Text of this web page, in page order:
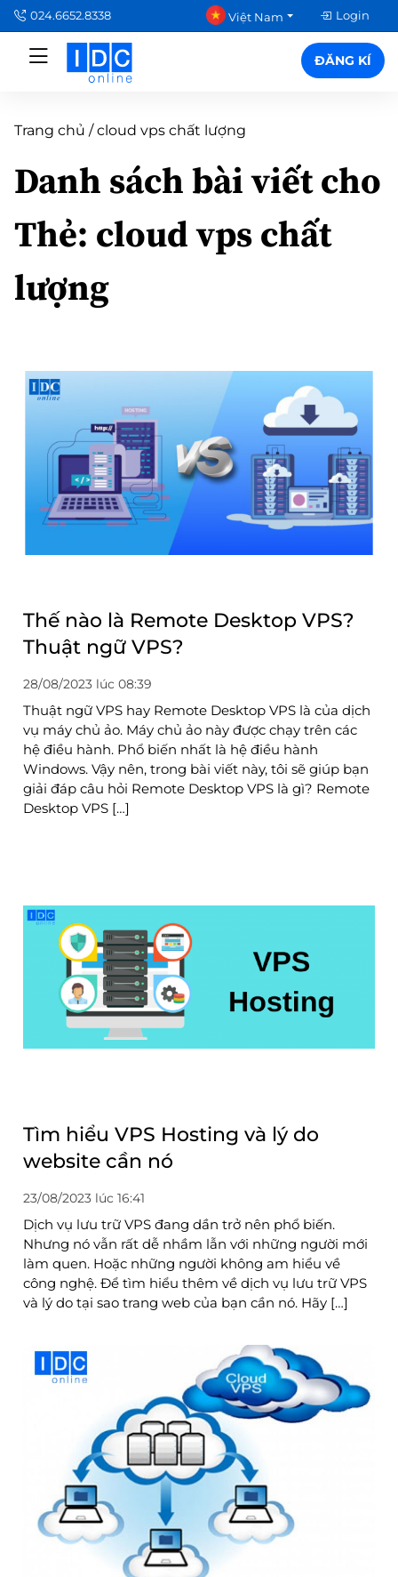
024.6652.8338 Việt Nam Login
ĐĂNG KÍ
Trang chủ /cloud vps chất lượng
Danh sách bài viết cho
Thẻ: cloud vps chất
lượng
Thế nào là Remote Desktop VPS?
Thuật ngữ VPS?
28/08/2023 lúc 08:39
Thuật ngữ VPS hay Remote Desktop VPS là của dịch
vụ máy chủ ảo. Máy chủ ảo này được chạy trên các
hệ điều hành. Phổ biến nhất là hệ điều hành
Windows. Vậy nên, trong bài viết này, tôi sẽ giúp bạn
giải đáp câu hỏi Remote Desktop VPS là gì? Remote
Desktop VPS […]
Tìm hiểu VPS Hosting và lý do
website cần nó
23/08/2023 lúc 16:41
Dịch vụ lưu trữ VPS đang dần trở nên phổ biến.
Nhưng nó vẫn rất dễ nhầm lẫn với những người mới
làm quen. Hoặc những người không am hiểu về
công nghệ. Để tìm hiểu thêm về dịch vụ lưu trữ VPS
và lý do tại sao trang web của bạn cần nó. Hãy […]